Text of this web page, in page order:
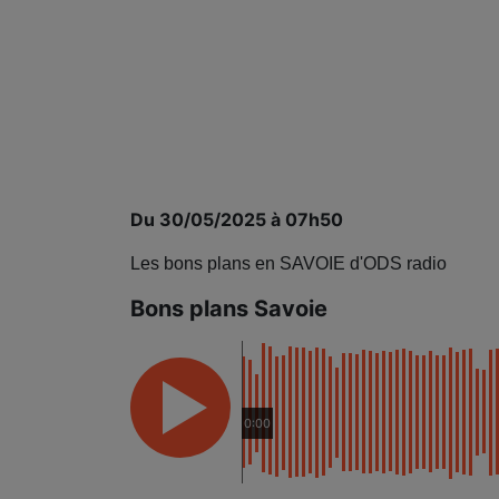
Du 30/05/2025 à 07h50
Les bons plans en SAVOIE d'ODS radio
Bons plans Savoie
0:00